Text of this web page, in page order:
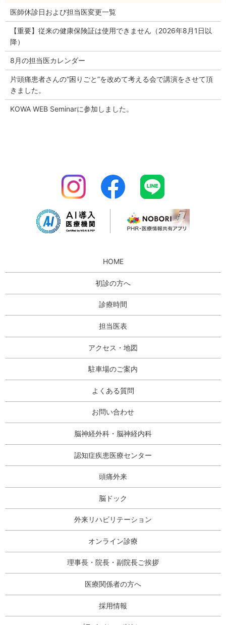
医師休診日および担当医変更一覧
【重要】従来の健康保険証は使用できません（2026年8月1日以
降）
8月の担当医カレンダー
片頭痛患者さんの“困りごと”を改めて考える会で講演をさせて頂
きました。
KOWA WEB Seminarに参加しました。
HOME
初診の方へ
診療時間
担当医表
アクセス・地図
駐車場のご案内
よくある質問
お問い合わせ
脳神経外科・脳神経内科
認知症疾患医療センター
頭痛外来
脳ドック
外来リハビリテーション
オンライン診療
理事長・院長・副院長ご挨拶
医療関係者の方へ
採用情報